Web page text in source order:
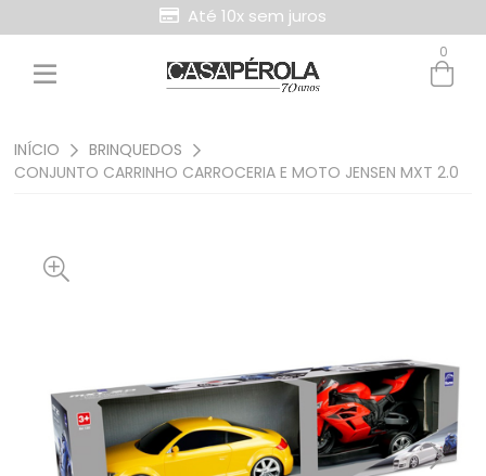
Entre com email ou cpf/cnpj
Até 10x sem juros
0
INÍCIO
BRINQUEDOS
CONJUNTO CARRINHO CARROCERIA E MOTO JENSEN MXT 2.0